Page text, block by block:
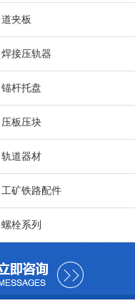
道夹板
焊接压轨器
锚杆托盘
压板压块
轨道器材
工矿铁路配件
螺栓系列